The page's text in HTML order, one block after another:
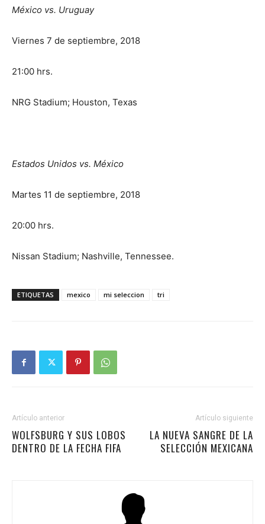
México vs. Uruguay
Viernes 7 de septiembre, 2018
21:00 hrs.
NRG Stadium; Houston, Texas
Estados Unidos vs. México
Martes 11 de septiembre, 2018
20:00 hrs.
Nissan Stadium; Nashville, Tennessee.
ETIQUETAS mexico mi seleccion tri
Artículo anterior
WOLFSBURG Y SUS LOBOS
DENTRO DE LA FECHA FIFA
Artículo siguiente
LA NUEVA SANGRE DE LA
SELECCIÓN MEXICANA